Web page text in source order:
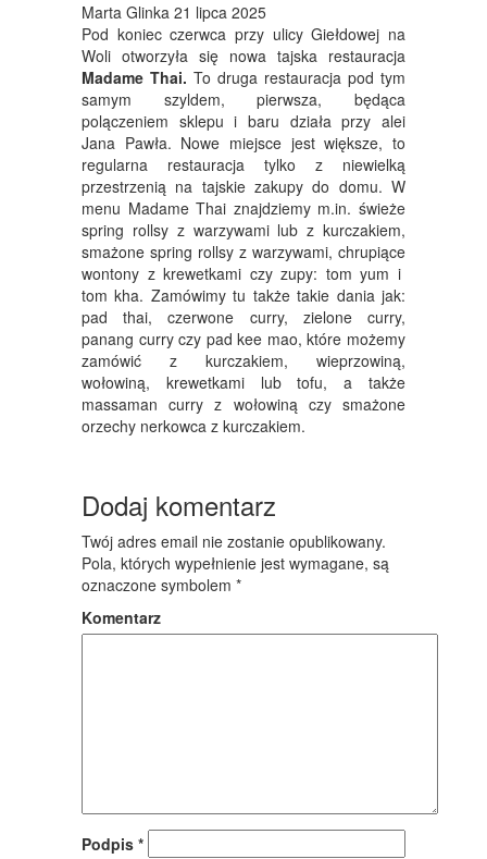
Marta Glinka 21 lipca 2025
Pod koniec czerwca przy ulicy Giełdowej na
Woli otworzyła się nowa tajska restauracja
Madame Thai. To druga restauracja pod tym
samym szyldem, pierwsza, będąca
polączeniem sklepu i baru działa przy alei
Jana Pawła. Nowe miejsce jest większe, to
regularna restauracja tylko z niewielką
przestrzenią na tajskie zakupy do domu. W
menu Madame Thai znajdziemy m.in. świeże
spring rollsy z warzywami lub z kurczakiem,
smażone spring rollsy z warzywami, chrupiące
wontony z krewetkami czy zupy: tom yum i
tom kha. Zamówimy tu także takie dania jak:
pad thai, czerwone curry, zielone curry,
panang curry czy pad kee mao, które możemy
zamówić z kurczakiem, wieprzowiną,
wołowiną, krewetkami lub tofu, a także
massaman curry z wołowiną czy smażone
orzechy nerkowca z kurczakiem.
Dodaj komentarz
Twój adres email nie zostanie opublikowany.
Pola, których wypełnienie jest wymagane, są
oznaczone symbolem *
Komentarz
Podpis *